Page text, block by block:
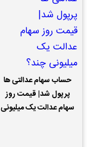
حساب سهام عدالتی ها
پرپول شد| قیمت روز
سهام عدالت یک میلیونی